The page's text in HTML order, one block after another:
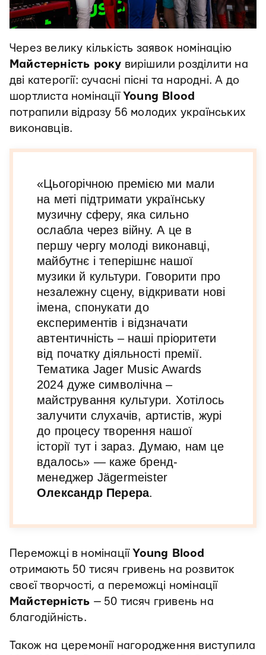
Через велику кількість заявок номінацію
Майстерність року вирішили розділити на
дві катерогії: сучасні пісні та народні. А до
шортлиста номінації Young Blood
потрапили відразу 56 молодих українських
виконавців.
«Цьогорічною премією ми мали
на меті підтримати українську
музичну сферу, яка сильно
ослабла через війну. А це в
першу чергу молоді виконавці,
майбутнє і теперішнє нашої
музики й культури. Говорити про
незалежну сцену, відкривати нові
імена, спонукати до
експериментів і відзначати
автентичність – наші пріоритети
від початку діяльності премії.
Тематика Jager Music Awards
2024 дуже символічна –
майстрування культури. Хотілось
залучити слухачів, артистів, журі
до процесу творення нашої
історії тут і зараз. Думаю, нам це
вдалось» — каже бренд-
менеджер Jägermeister
Олександр Перера.
Переможці в номінації Young Blood
отримають 50 тисяч гривень на розвиток
своєї творчості, а переможці номінації
Майстерність — 50 тисяч гривень на
благодійність.
Також на церемонії нагородження виступила